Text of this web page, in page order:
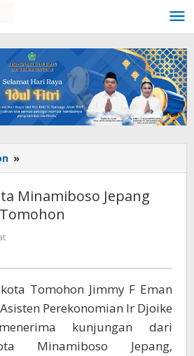
»
Kota
Minamiboso
Jepang
Kunjungi
Minamiboso Jepang
Tomohon Jimmy F Eman
Perekonomian Ir Djoike
kunjungan dari
Minamiboso Jepang,